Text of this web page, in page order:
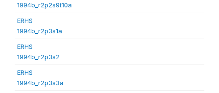
1994b_r2p2s9t10a
ERHS
1994b_r2p3s1a
ERHS
1994b_r2p3s2
ERHS
1994b_r2p3s3a